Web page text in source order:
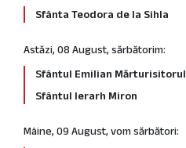
Sfânta Teodora de la Sihla
Astăzi, 08 August, sărbătorim:
Sfântul Emilian Mărturisitorul
Sfântul Ierarh Miron
Mâine, 09 August, vom sărbători: